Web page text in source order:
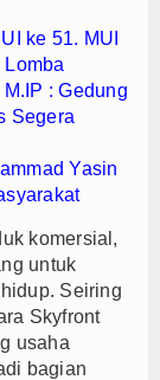
ke 51. MUI
: Gedung
Segera
Yasin
komersial,
untuk
Seiring
Skyfront
usaha
bagian